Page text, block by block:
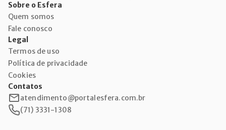
Sobre o Esfera
Quem somos
Fale conosco
Legal
Termos de uso
Política de privacidade
Cookies
Contatos
atendimento@portalesfera.com.br
(71) 3331-1308